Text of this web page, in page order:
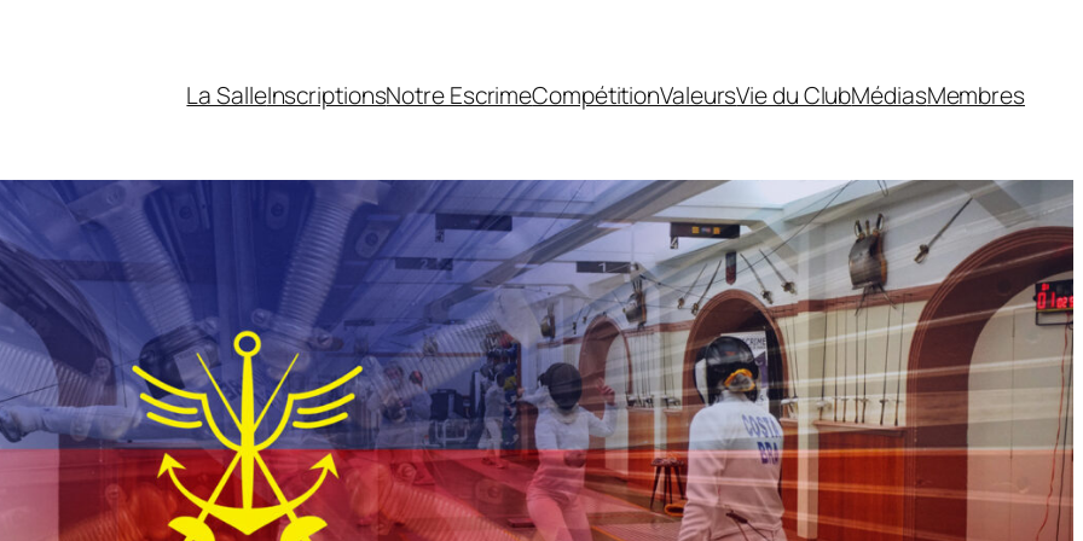
La SalleInscriptionsNotre EscrimeCompétitionValeursVie du ClubMédiasMembres